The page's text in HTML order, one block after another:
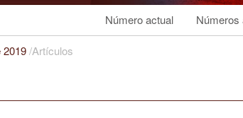
Número actual Números
2019/Artículos